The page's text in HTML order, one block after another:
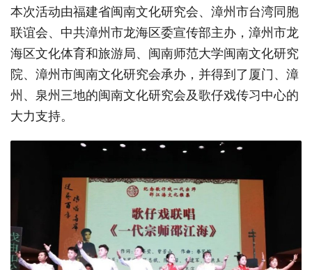
本次活动由福建省闽南文化研究会、漳州市台湾同胞
联谊会、中共漳州市龙海区委宣传部主办，漳州市龙
海区文化体育和旅游局、闽南师范大学闽南文化研究
院、漳州市闽南文化研究会承办，并得到了厦门、漳
州、泉州三地的闽南文化研究会及歌仔戏传习中心的
大力支持。